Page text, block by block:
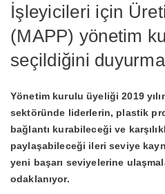
İşleyicileri için
(MAPP) yönetim
seçildiğini
Yönetim kurulu üyeliği 2019
sektöründe liderlerin, plastik
bağlantı kurabileceği ve
paylaşabileceği ileri seviye
yeni başarı seviyelerine
odaklanıyor.